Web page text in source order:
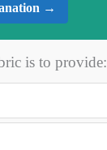
→
is to provide: